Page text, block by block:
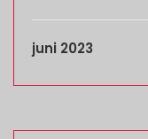
juni 2023